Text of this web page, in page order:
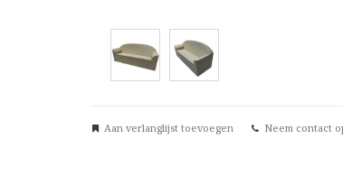
Aan verlanglijst toevoegen Neem contact